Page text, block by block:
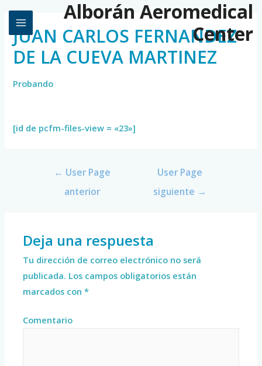
Alborán Aeromedical
Center
JUAN CARLOS FERNANDEZ
DE LA CUEVA MARTINEZ
Probando
[id de pcfm-files-view = «23»]
← User Page
anterior
User Page
siguiente →
Deja una respuesta
Tu dirección de correo electrónico no será
publicada. Los campos obligatorios están
marcados con*
Comentario